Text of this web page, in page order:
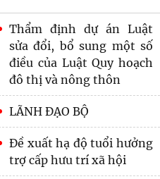
Thẩm định dự án Luật
sửa đổi, bổ sung một số
điều của Luật Quy hoạch
đô thị và nông thôn
LÃNH ĐẠO BỘ
Đề xuất hạ độ tuổi hưởng
trợ cấp hưu trí xã hội
Trình Quốc hội dự án
Luật Phát triển đô thị